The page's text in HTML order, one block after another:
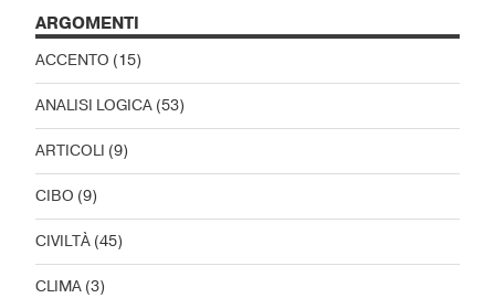
ARGOMENTI
ACCENTO (15)
ANALISI LOGICA (53)
ARTICOLI (9)
CIBO (9)
CIVILTÀ (45)
CLIMA (3)